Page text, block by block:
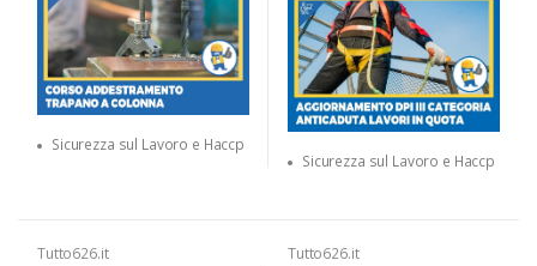
Sicurezza sul Lavoro e Haccp
Sicurezza sul Lavoro e Haccp
Tutto626.it
Tutto626.it